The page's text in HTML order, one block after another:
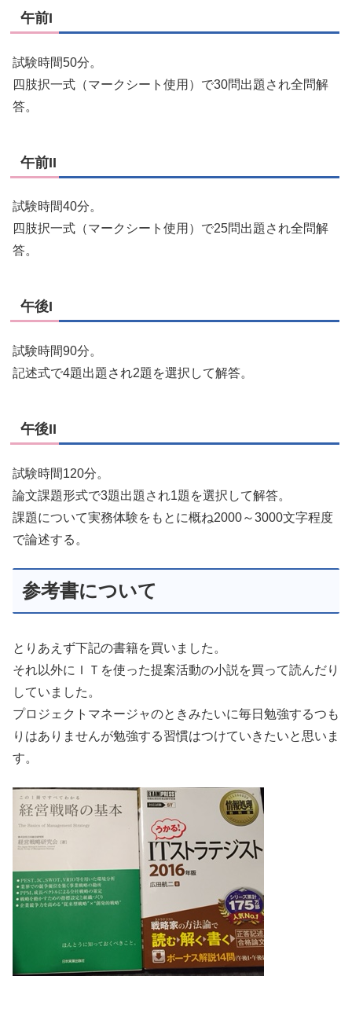
午前I
試験時間50分。
四肢択一式（マークシート使用）で30問出題され全問解
答。
午前II
試験時間40分。
四肢択一式（マークシート使用）で25問出題され全問解
答。
午後I
試験時間90分。
記述式で4題出題され2題を選択して解答。
午後II
試験時間120分。
論文課題形式で3題出題され1題を選択して解答。
課題について実務体験をもとに概ね2000～3000文字程度
で論述する。
参考書について
とりあえず下記の書籍を買いました。
それ以外にＩＴを使った提案活動の小説を買って読んだり
していました。
プロジェクトマネージャのときみたいに毎日勉強するつも
りはありませんが勉強する習慣はつけていきたいと思いま
す。